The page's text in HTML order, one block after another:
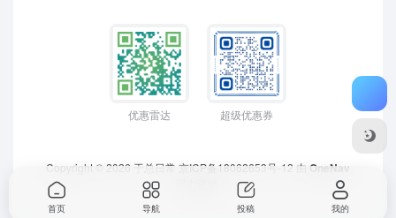
优惠雷达 超级优惠券
Copyright © 2026 于总日常 京ICP备18062653号-12 由 OneNav
首页 导航 投稿 我的